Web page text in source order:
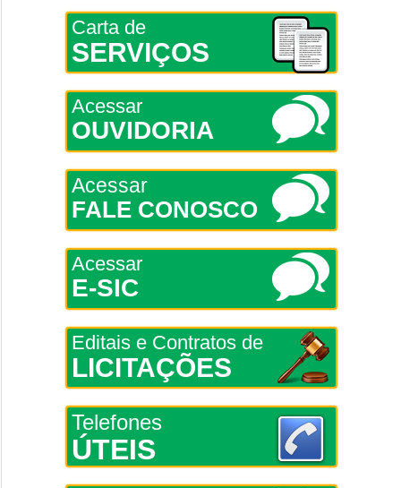
Carta de
SERVIÇOS
Acessar
OUVIDORIA
Acessar
FALE CONOSCO
Acessar
E-SIC
Editais e Contratos de
LICITAÇÕES
Telefones
ÚTEIS